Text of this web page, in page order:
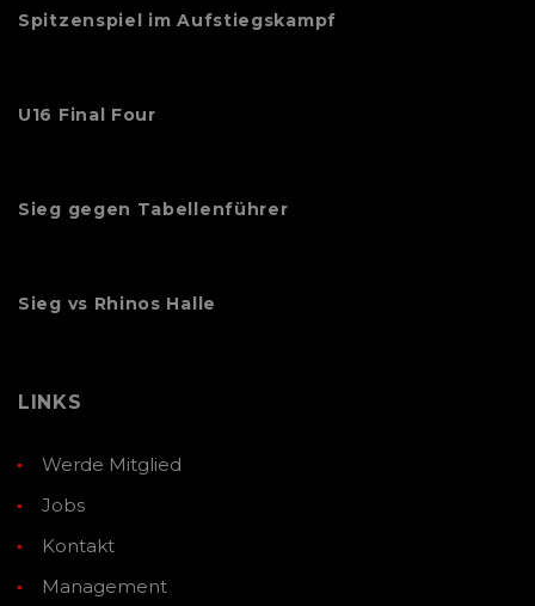
Spitzenspiel im Aufstiegskampf
U16 Final Four
Sieg gegen Tabellenführer
Sieg vs Rhinos Halle
LINKS
Werde Mitglied
Jobs
Kontakt
Management